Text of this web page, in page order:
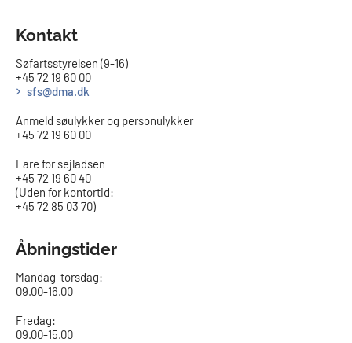
Kontakt
Søfartsstyrelsen (9-16)
+45 72 19 60 00
sfs@dma.dk
Anmeld søulykker og personulykker
+45 72 19 60 00
Fare for sejladsen
+45 72 19 60 40
(Uden for kontortid:
+45 72 85 03 70)
Åbningstider
Mandag-torsdag:
09.00-16.00​
Fredag:
09.00-15.00